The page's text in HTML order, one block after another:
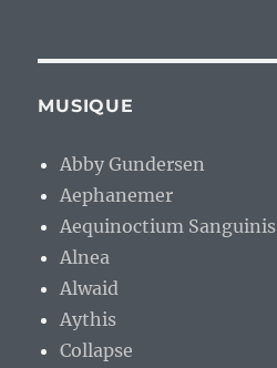
MUSIQUE
Abby Gundersen
Aephanemer
Aequinoctium Sanguinis
Alnea
Alwaid
Aythis
Collapse